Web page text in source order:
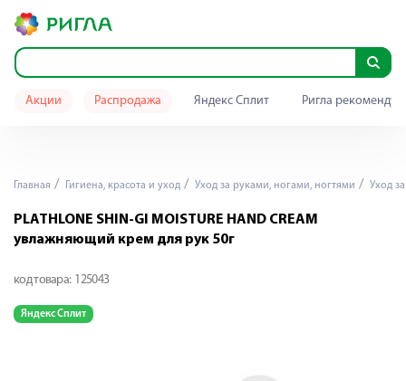
Акции Распродажа Яндекс Сплит Ригла
Главная Гигиена, красота и уход Уход за руками, ногами, ногтями Уход
PLATHLONE SHIN-GI MOISTURE HAND CREAM
увлажняющий крем для рук 50г
код товара: 125043
Яндекс Сплит